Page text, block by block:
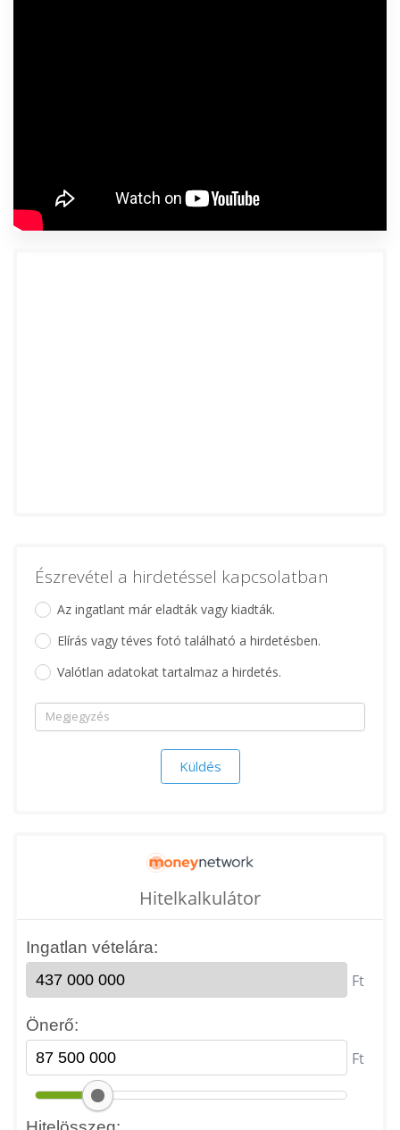
Észrevétel a hirdetéssel kapcsolatban
Az ingatlant már eladták vagy kiadták.
Elírás vagy téves fotó található a hirdetésben.
Valótlan adatokat tartalmaz a hirdetés.